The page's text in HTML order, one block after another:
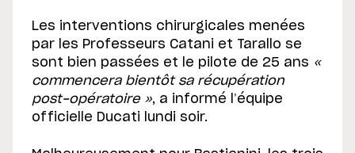
Les interventions chirurgicales menées
par les Professeurs Catani et Tarallo se
sont bien passées et le pilote de 25 ans «
commencera bientôt sa récupération
post-opératoire », a informé l’équipe
officielle Ducati lundi soir.